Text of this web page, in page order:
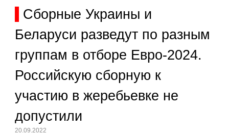
Сборные Украины и
Беларуси разведут по разным
группам в отборе Евро-2024.
Российскую сборную к
участию в жеребьевке не
допустили
20.09.2022